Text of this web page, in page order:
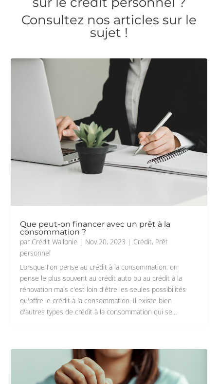
Consultez nos articles sur le
sujet !
Que peut-on financer avec un prêt à la
consommation ?
par Crédit Wallonie | Nov 20, 2023 | Crédit, Prêt
personnel
Lorsque l'on pense au crédit à la consommation, on
pense le plus souvent au crédit auto ou au crédit à la
rénovation mais c'est loin d'être les seules possibilités
qu'offre le crédit à la consommation. Il existe bien
d'autres types de crédit à la consommation qui se...